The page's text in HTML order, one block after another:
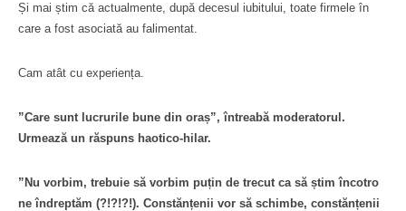
Și mai știm că actualmente, după decesul iubitului, toate firmele în
care a fost asociată au falimentat.
Cam atât cu experiența.
”Care sunt lucrurile bune din oraș”, întreabă moderatorul.
Urmează un răspuns haotico-hilar.
”Nu vorbim, trebuie să vorbim puțin de trecut ca să știm încotro
ne îndreptăm (?!?!?!). Constănțenii vor să schimbe, constănțenii